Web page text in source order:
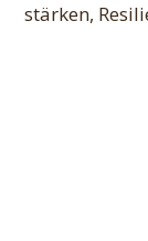
stärken,